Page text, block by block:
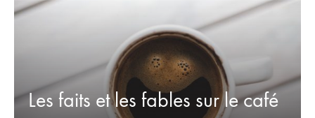
Les faits et les fables sur le café